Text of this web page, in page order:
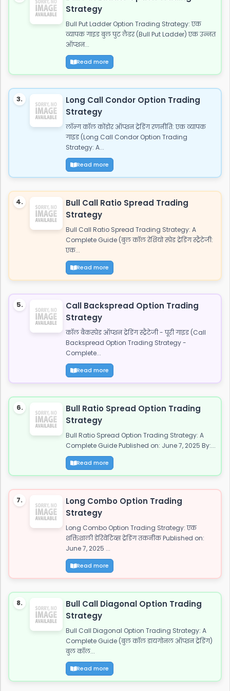
Strategy
Bull Put Ladder Option Trading Strategy: एक
व्यापक गाइड बुल पुट लैडर (Bull Put Ladder) एक उन्नत
ऑप्शन...
Read more
3.
Long Call Condor Option Trading
Strategy
लॉन्ग कॉल कोंडोर ऑप्शन ट्रेडिंग रणनीति: एक व्यापक
गाइड (Long Call Condor Option Trading
Strategy: A...
Read more
4.
Bull Call Ratio Spread Trading
Strategy
Bull Call Ratio Spread Trading Strategy: A
Complete Guide (बुल कॉल रेशियो स्प्रेड ट्रेडिंग स्ट्रैटेजी:
एक...
Read more
5.
Call Backspread Option Trading
Strategy
कॉल बैकस्प्रेड ऑप्शन ट्रेडिंग स्ट्रैटेजी - पूरी गाइड (Call
Backspread Option Trading Strategy -
Complete...
Read more
6.
Bull Ratio Spread Option Trading
Strategy
Bull Ratio Spread Option Trading Strategy: A
Complete Guide Published on: June 7, 2025 By:...
Read more
7.
Long Combo Option Trading
Strategy
Long Combo Option Trading Strategy: एक
शक्तिशाली डेरिवेटिव्स ट्रेडिंग तकनीक Published on:
June 7, 2025 ...
Read more
8.
Bull Call Diagonal Option Trading
Strategy
Bull Call Diagonal Option Trading Strategy: A
Complete Guide (बुल कॉल डायगोनल ऑप्शन ट्रेडिंग)
बुल कॉल...
Read more